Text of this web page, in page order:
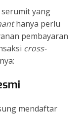
yang
hanya perlu
pembayaran
cross-
mendaftar